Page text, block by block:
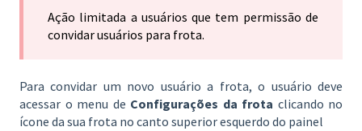
Ação limitada a usuários que tem permissão de
convidar usuários para frota.
Para convidar um novo usuário a frota, o usuário deve
acessar o menu de Configurações da frota clicando no
ícone da sua frota no canto superior esquerdo do painel